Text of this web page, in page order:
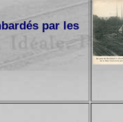
par les